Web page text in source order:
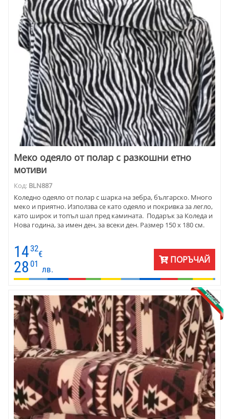
Меко одеяло от полар с разкошни етно
мотиви
Код: BLN887
Коледно одеяло от полар с шарка на зебра, българско. Много
меко и приятно. Използва се като одеяло и покривка за легло,
като широк и топъл шал пред камината. Подарък за Коледа и
Нова година, за имен ден, за всеки ден. Размер 150 х 180 см.
14 32
€
28 01
лв.
ПОРЪЧАЙ